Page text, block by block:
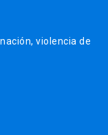
violencia de